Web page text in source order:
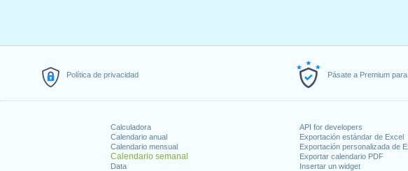
Política de privacidad Pásate a Premium
Calculadora
Calendario anual
Calendario mensual
Calendario semanal
Data
API for developers
Exportación estándar de Excel
Exportación personalizada de
Exportar calendario PDF
Insertar un widget